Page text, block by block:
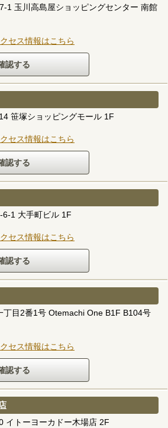
1 玉川高島屋ショッピングセンター 南館
セス情報はこちら
笹塚ショッピングモール 1F
セス情報はこちら
6-1 大手町ビル 1F
セス情報はこちら
丁目2番1号 Otemachi One B1F B104号
セス情報はこちら
イトーヨーカドー木場店 2F